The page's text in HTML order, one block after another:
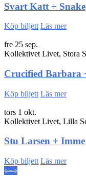
Svart Katt + Snake
Köp biljett Läs mer
fre 25 sep.
Kollektivet Livet, Stora
Crucified Barbara
Köp biljett Läs mer
tors 1 okt.
Kollektivet Livet, Lilla
Stu Larsen +
Köp biljett Läs mer
⇦⇨